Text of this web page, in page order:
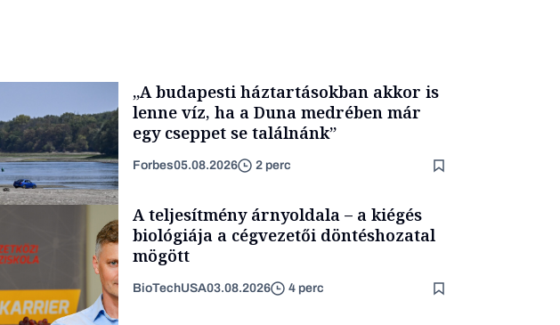
„A budapesti háztartásokban akkor is
lenne víz, ha a Duna medrében már
egy cseppet se találnánk”
Forbes05.08.2026 2 perc
A teljesítmény árnyoldala – a kiégés
biológiája a cégvezetői döntéshozatal
mögött
BioTechUSA03.08.2026 4 perc